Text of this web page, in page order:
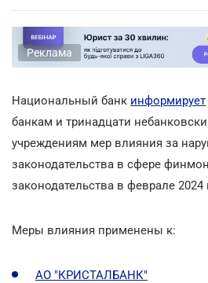
Реклама
Национальный банк информирует
банкам и тринадцати
учреждениям мер влияния за
законодательства в сфере
законодательства в феврале 2024
Меры влияния применены к:
АО "КРИСТАЛБАНК"